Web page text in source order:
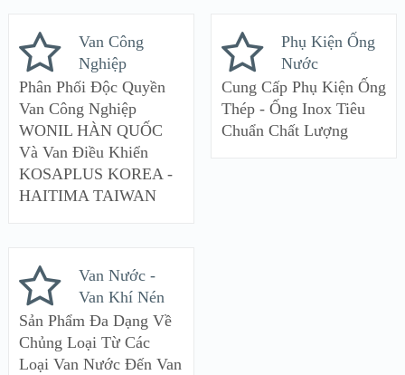
Van Công
Nghiệp
Phân Phối Độc Quyền
Van Công Nghiệp
WONIL HÀN QUỐC
Và Van Điều Khiển
KOSAPLUS KOREA -
HAITIMA TAIWAN
Phụ Kiện Ống
Nước
Cung Cấp Phụ Kiện Ống
Thép - Ống Inox Tiêu
Chuẩn Chất Lượng
Van Nước -
Van Khí Nén
Sản Phẩm Đa Dạng Về
Chủng Loại Từ Các
Loại Van Nước Đến Van